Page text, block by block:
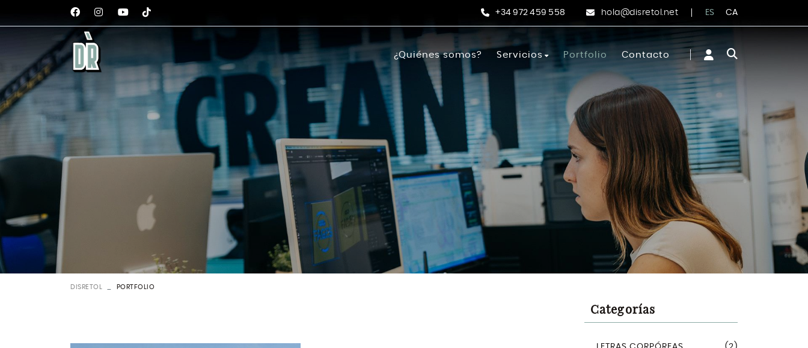
+34 972 459 558 hola@disretol.net ES CA
¿Quiénes somos? Servicios
Diseño
Otros servicios
Portfolio Contacto
DISRETOL PORTFOLIO
Categorías